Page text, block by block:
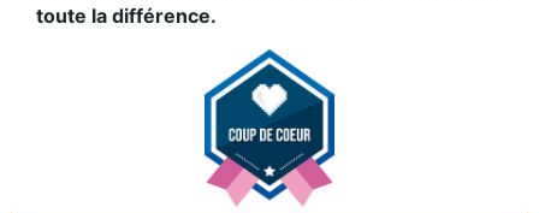
toute la différence.